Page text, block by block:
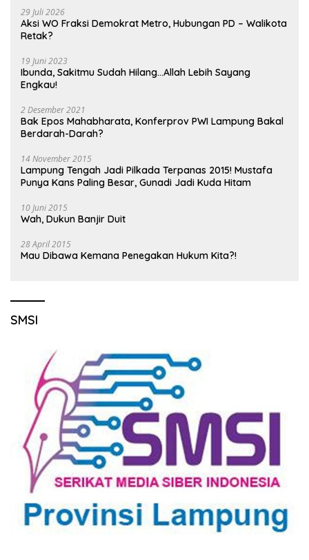
29 Juli 2026
Aksi WO Fraksi Demokrat Metro, Hubungan PD – Walikota
Retak?
19 Juni 2023
Ibunda, Sakitmu Sudah Hilang…Allah Lebih Sayang
Engkau!
2 Desember 2021
Bak Epos Mahabharata, Konferprov PWI Lampung Bakal
Berdarah-Darah?
14 November 2015
Lampung Tengah Jadi Pilkada Terpanas 2015! Mustafa
Punya Kans Paling Besar, Gunadi Jadi Kuda Hitam
10 Juni 2015
Wah, Dukun Banjir Duit
28 April 2015
Mau Dibawa Kemana Penegakan Hukum Kita?!
SMSI